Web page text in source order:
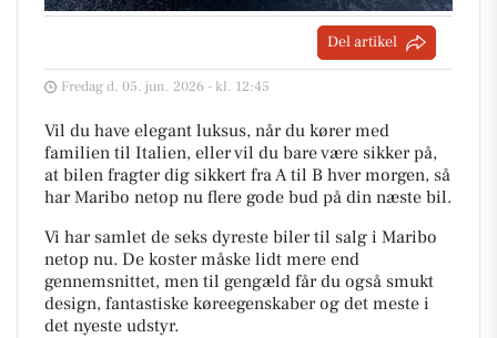
Del artikel
Fredag d. 05. jun. 2026 - kl. 12:45
Vil du have elegant luksus, når du kører med
familien til Italien, eller vil du bare være sikker på,
at bilen fragter dig sikkert fra A til B hver morgen, så
har Maribo netop nu flere gode bud på din næste bil.
Vi har samlet de seks dyreste biler til salg i Maribo
netop nu. De koster måske lidt mere end
gennemsnittet, men til gengæld får du også smukt
design, fantastiske køreegenskaber og det meste i
det nyeste udstyr.